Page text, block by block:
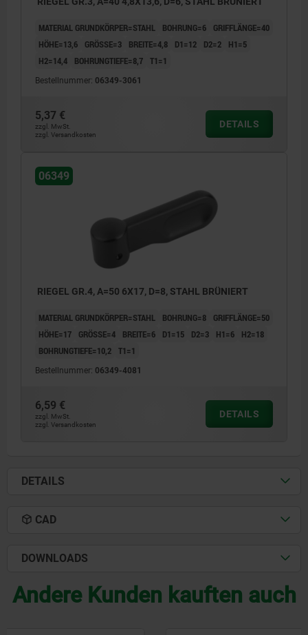
MATERIAL GRUNDKÖRPER=STAHL BOHRUNG=6
GRIFFLÄNGE=40
HÖHE=13,6
GRÖSSE=3 BREITE=4,8 D1=12 D2=2
H1=5
H2=14,4
BOHRUNGTIEFE=8,7 T1=1
Bestellnummer: 06349-3061
5,37 €
zzgl. MwSt.
zzgl. Versandkosten
DETAILS
06349
RIEGEL GR.4, A=50 6X17, D=8, STAHL BRÜNIERT
MATERIAL GRUNDKÖRPER=STAHL BOHRUNG=8
GRIFFLÄNGE=50
HÖHE=17
GRÖSSE=4 BREITE=6 D1=15 D2=3 H1=6
H2=18
BOHRUNGTIEFE=10,2 T1=1
Bestellnummer: 06349-4081
6,59 €
zzgl. MwSt.
zzgl. Versandkosten
DETAILS
DETAILS
CAD
DOWNLOADS
Andere Kunden kauften auch